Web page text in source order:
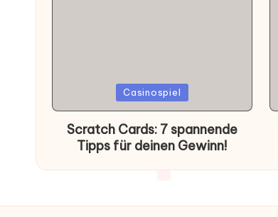
in
Casinospiel
Scratch Cards: 7 spannende
Tipps für deinen Gewinn!